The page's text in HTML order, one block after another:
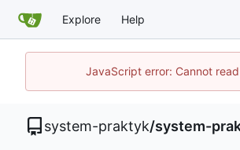
Explore Help
JavaScript error: Cannot
system-praktyk/system-